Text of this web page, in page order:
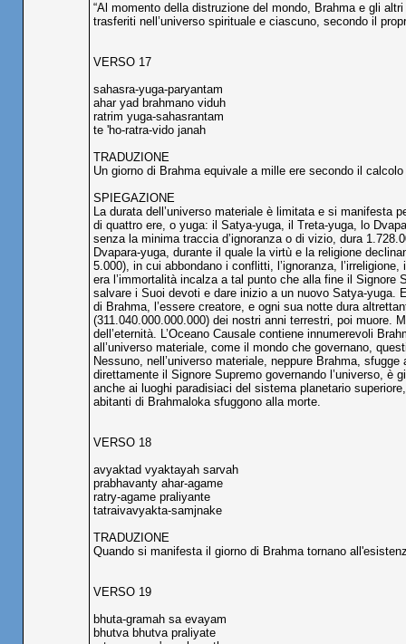
“Al momento della distruzione del mondo, Brahma e gli
trasferiti nell’universo spirituale e ciascuno, secondo il
VERSO 17
sahasra-yuga-paryantam
ahar yad brahmano viduh
ratrim yuga-sahasrantam
te 'ho-ratra-vido janah
TRADUZIONE
Un giorno di Brahma equivale a mille ere secondo il
SPIEGAZIONE
La durata dell’universo materiale è limitata e si
di quattro ere, o yuga: il Satya-yuga, il Treta-yuga, lo
senza la minima traccia d’ignoranza o di vizio, dura
Dvapara-yuga, durante il quale la virtù e la religione
5.000), in cui abbondano i conflitti, l’ignoranza,
era l’immortalità incalza a tal punto che alla fine il Signore
salvare i Suoi devoti e dare inizio a un nuovo Satya-
di Brahma, l’essere creatore, e ogni sua notte dura
(311.040.000.000.000) dei nostri anni terrestri, poi muore.
dell’eternità. L’Oceano Causale contiene innumerevoli
all’universo materiale, come il mondo che governano,
Nessuno, nell’universo materiale, neppure Brahma,
direttamente il Signore Supremo governando l’universo, è
anche ai luoghi paradisiaci del sistema planetario
abitanti di Brahmaloka sfuggono alla morte.
VERSO 18
avyaktad vyaktayah sarvah
prabhavanty ahar-agame
ratry-agame praliyante
tatraivavyakta-samjnake
TRADUZIONE
Quando si manifesta il giorno di Brahma tornano
VERSO 19
bhuta-gramah sa evayam
bhutva bhutva praliyate